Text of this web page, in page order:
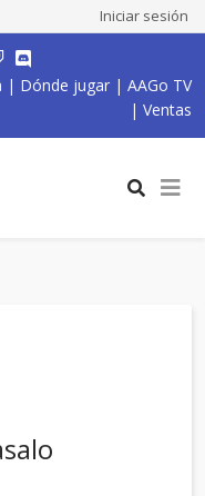
Iniciar sesión
| Dónde jugar | AAGo TV
| Ventas